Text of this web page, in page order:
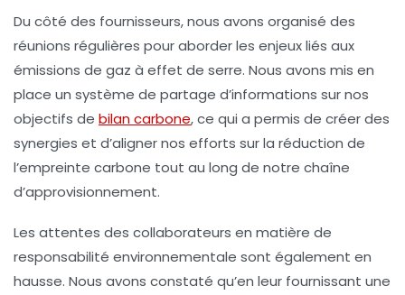
Du côté des fournisseurs, nous avons organisé des
réunions régulières pour aborder les enjeux liés aux
émissions de gaz à effet de serre. Nous avons mis en
place un système de partage d’informations sur nos
objectifs de bilan carbone, ce qui a permis de créer des
synergies et d’aligner nos efforts sur la réduction de
l’empreinte carbone tout au long de notre chaîne
d’approvisionnement.
Les attentes des collaborateurs en matière de
responsabilité environnementale sont également en
hausse. Nous avons constaté qu’en leur fournissant une